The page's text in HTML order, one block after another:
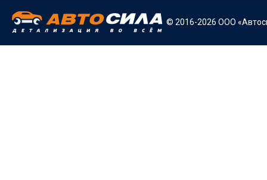
© 2016-2026 ООО